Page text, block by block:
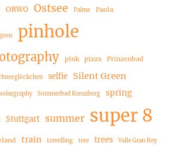
ORWO Ostsee Palme Paola
pinhole
pink pizza Prinzenbad
selfie Silent Green
solargraphy Sommerbad Kreuzberg spring
Stuttgart summer super 8
train travelling tree trees Valle Gran Rey